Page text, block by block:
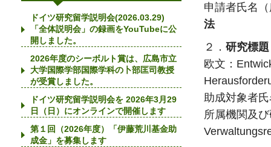
申請者氏名
法
２． 研究標題
欧文：
助成対象者
所属機関及
ドイツ研究留学説明会(2026.03.29)
「全体説明会」の録画をYouTubeに公
開しました。
2026年度のシーボルト賞は、広島市立
大学国際学部国際学科の卜部匡司教授
が受賞しました。
ドイツ研究留学説明会を 2026年3月29
日（日）にオンラインで開催します
第１回（2026年度）「伊藤荒川基金助
成金」を募集します